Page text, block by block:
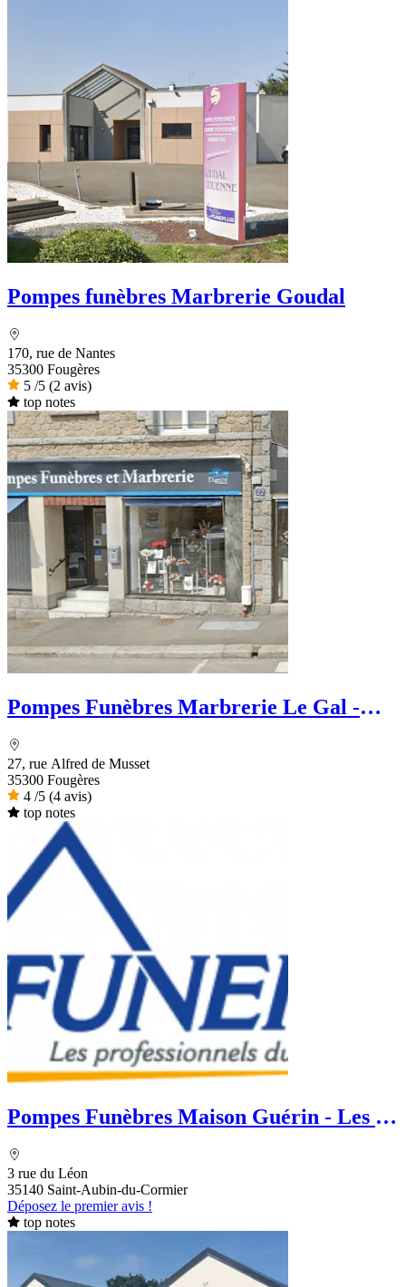
Pompes funèbres Marbrerie Goudal
170, rue de Nantes
35300 Fougères
5 /5 (2 avis)
top notes
Pompes Funèbres Marbrerie Le Gal -
27, rue Alfred de Musset
35300 Fougères
4 /5 (4 avis)
top notes
Pompes Funèbres Maison Guérin - Les 5
3 rue du Léon
35140 Saint-Aubin-du-Cormier
Déposez le premier avis !
top notes